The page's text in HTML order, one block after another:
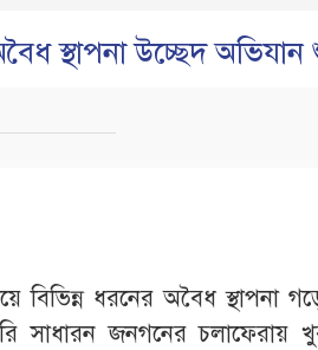
স্থাপনা উচ্ছেদ
বিভিন্ন ধরনের অবৈধ স্থাপনা
সাধারন জনগনের চলাফেরায়